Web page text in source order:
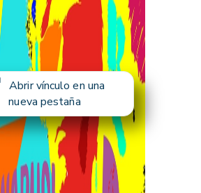
Abrir vínculo en una
nueva pestaña